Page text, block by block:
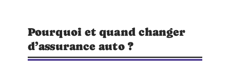
Pourquoi et quand changer
d’assurance auto ?